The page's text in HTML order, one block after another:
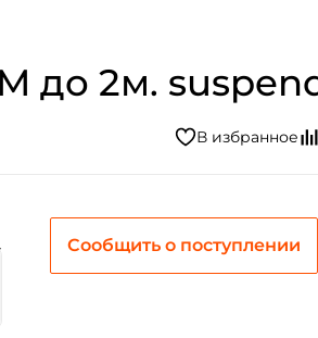
до 2м.
Сообщить о поступлении